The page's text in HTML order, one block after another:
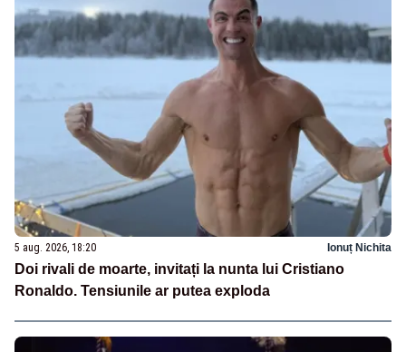
5 aug. 2026, 18:20 Ionuț Nichita
Doi rivali de moarte, invitați la nunta lui Cristiano
Ronaldo. Tensiunile ar putea exploda